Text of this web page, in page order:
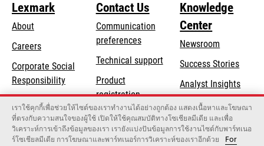
Lexmark
About
Careers
Corporate Social
Responsibilityopens
in
a
new
tab
Sustainability
Lexmark Partners
Contact Us
Communication
preferences
Technical supportopens
new
tab
Product
registration
Find a dealer
Knowledge
Center
Newsroom
Success Stories
Analyst Insights
เราใช้คุกกี้เพื่อช่วยให้ไซต์ของเราทำงานได้อย่างถูกต้อง แสดงเนื้อหาและโฆษณา
ที่ตรงกับความสนใจของผู้ใช้ เปิดให้ใช้คุณสมบัติทางโซเชียลมีเดีย และเพื่อ
วิเคราะห์การเข้าถึงข้อมูลของเรา เรายังแบ่งปันข้อมูลการใช้งานไซต์กับพาร์ทเนอ
ร์โซเชียลมีเดีย การโฆษณาและพาร์ทเนอร์การวิเคราะห์ของเราอีกด้วย
For